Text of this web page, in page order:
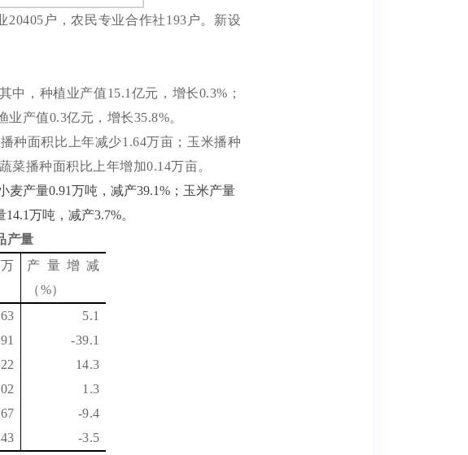
20405 户，农民专业合作社193 户。新设
其中， 种植业产值15.1 亿元，增长0.3% ；
业产值0.3亿元， 增长35.8%。
种面积比上年减少1.64万亩；玉米播种
菜播种面积比上年增加0.14万亩。
麦产量0.91万吨，减产39.1% ；玉米产量
14.1万吨，减产3.7%。
产量
产量增减
（%）
5.1
-39.1
14.3
1.3
-9.4
-3.5